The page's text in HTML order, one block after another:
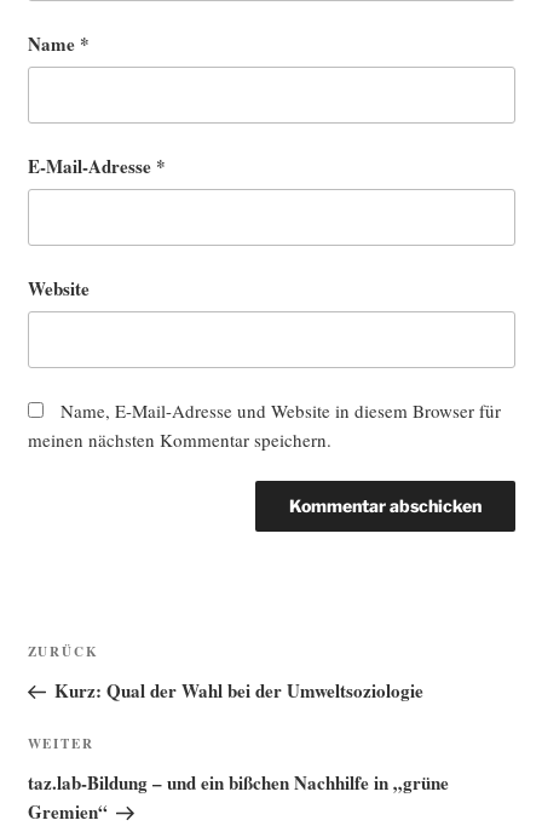
Name *
E-Mail-Adresse *
Website
Name, E-Mail-Adresse und Website in diesem Browser für
meinen nächsten Kommentar speichern.
Beitragsnavigation
Vorheriger
Beitrag
ZURÜCK
Kurz: Qual der Wahl bei der Umweltsoziologie
Nächster
Beitrag
WEITER
taz.lab-Bildung – und ein bißchen Nachhilfe in „grüne
Gremien“